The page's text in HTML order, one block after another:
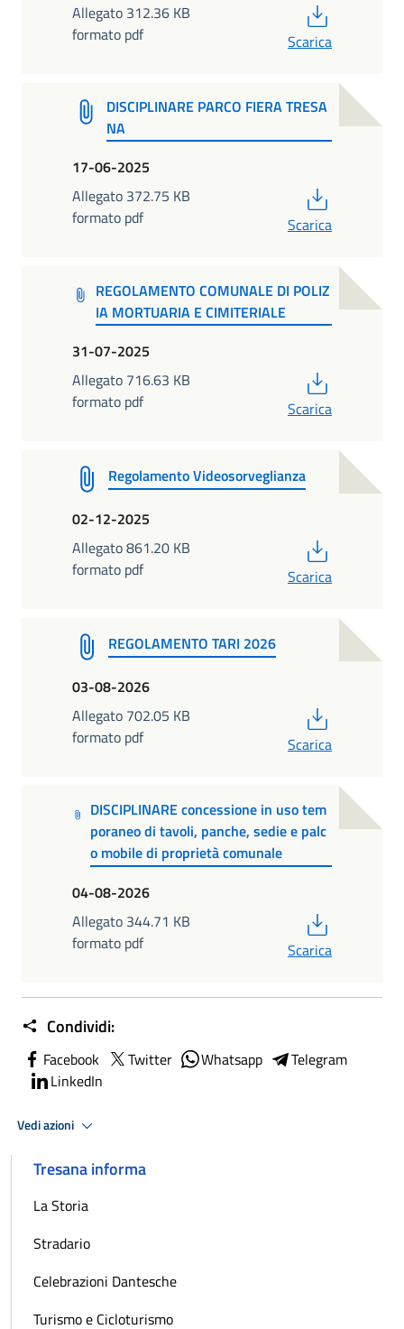
Allegato 312.36 KB
formato pdf
Scarica
DISCIPLINARE PARCO FIERA TRESA
NA
17-06-2025
Allegato 372.75 KB
formato pdf
Scarica
REGOLAMENTO COMUNALE DI POLIZ
IA MORTUARIA E CIMITERIALE
31-07-2025
Allegato 716.63 KB
formato pdf
Scarica
Regolamento Videosorveglianza
02-12-2025
Allegato 861.20 KB
formato pdf
Scarica
REGOLAMENTO TARI 2026
03-08-2026
Allegato 702.05 KB
formato pdf
Scarica
DISCIPLINARE concessione in uso tem
poraneo di tavoli, panche, sedie e palc
o mobile di proprietà comunale
04-08-2026
Allegato 344.71 KB
formato pdf
Scarica
Condividi:
Facebook Twitter Whatsapp
Telegram
LinkedIn
Vedi azioni
Tresana informa
La Storia
Stradario
Celebrazioni Dantesche
Turismo e Cicloturismo